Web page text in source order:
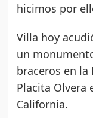
hicimos por
Villa hoy
un
braceros en la
Placita Olvera
California.